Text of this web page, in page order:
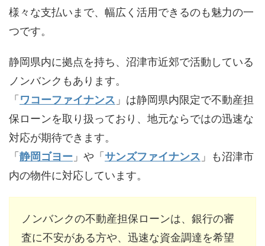
様々な支払いまで、幅広く活用できるのも魅力の一
つです。
静岡県内に拠点を持ち、沼津市近郊で活動している
ノンバンクもあります。
「 ワコーファイナンス 」は静岡県内限定で不動産担
保ローンを取り扱っており、地元ならではの迅速な
対応が期待できます。
「 静岡ゴヨー 」や「 サンズファイナンス 」も沼津市
内の物件に対応しています。
ノンバンクの不動産担保ローンは、銀行の審
査に不安がある方や、迅速な資金調達を希望